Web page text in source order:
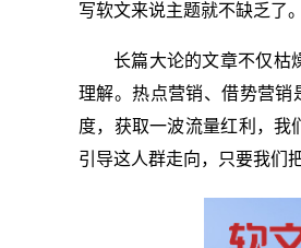
写软文来说主题就不缺乏了。
长篇大论的文章不仅枯
理解。热点营销、借势营销
度，获取一波流量红利，我
引导这人群走向，只要我们